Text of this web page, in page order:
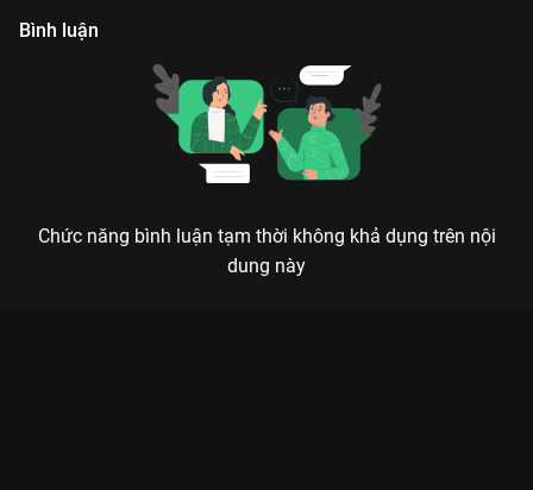
Bình luận
Chức năng bình luận tạm thời không khả dụng trên nội
dung này